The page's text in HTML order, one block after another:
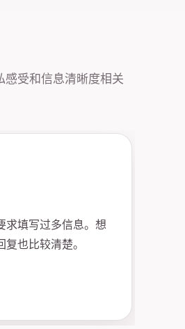
受和信息清晰度相关
求填写过多信息。想
也比较清楚。